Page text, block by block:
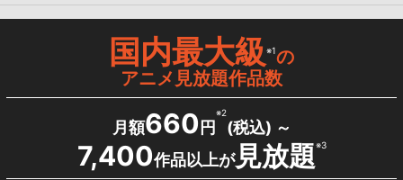
国内最大級※1の
アニメ見放題作品数
月額660 円
※2
(税込) ～
7,400作品以上が見放題※3